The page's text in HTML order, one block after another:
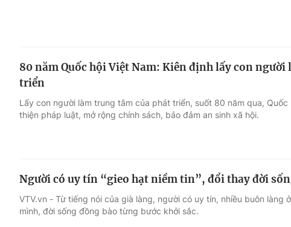
80 năm Quốc hội Việt Nam: Kiên định lấy con
triển
Lấy con người làm trung tâm của phát triển, suốt 80 năm qua,
thiện pháp luật, mở rộng chính sách, bảo đảm an sinh xã hội.
Người có uy tín “gieo hạt niềm tin”, đổi thay đời
VTV.vn - Từ tiếng nói của già làng, người có uy tín, nhiều buôn làng
mình, đời sống đồng bào từng bước khởi sắc.